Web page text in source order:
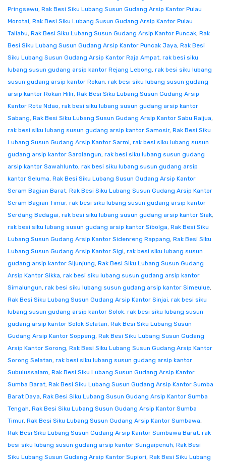
Pringsewu, Rak Besi Siku Lubang Susun Gudang Arsip Kantor Pulau
Morotai, Rak Besi Siku Lubang Susun Gudang Arsip Kantor Pulau
Taliabu, Rak Besi Siku Lubang Susun Gudang Arsip Kantor Puncak, Rak
Besi Siku Lubang Susun Gudang Arsip Kantor Puncak Jaya, Rak Besi
Siku Lubang Susun Gudang Arsip Kantor Raja Ampat, rak besi siku
lubang susun gudang arsip kantor Rejang Lebong, rak besi siku lubang
susun gudang arsip kantor Rokan, rak besi siku lubang susun gudang
arsip kantor Rokan Hilir, Rak Besi Siku Lubang Susun Gudang Arsip
Kantor Rote Ndao, rak besi siku lubang susun gudang arsip kantor
Sabang, Rak Besi Siku Lubang Susun Gudang Arsip Kantor Sabu Raijua,
rak besi siku lubang susun gudang arsip kantor Samosir, Rak Besi Siku
Lubang Susun Gudang Arsip Kantor Sarmi, rak besi siku lubang susun
gudang arsip kantor Sarolangun, rak besi siku lubang susun gudang
arsip kantor Sawahlunto, rak besi siku lubang susun gudang arsip
kantor Seluma, Rak Besi Siku Lubang Susun Gudang Arsip Kantor
Seram Bagian Barat, Rak Besi Siku Lubang Susun Gudang Arsip Kantor
Seram Bagian Timur, rak besi siku lubang susun gudang arsip kantor
Serdang Bedagai, rak besi siku lubang susun gudang arsip kantor Siak,
rak besi siku lubang susun gudang arsip kantor Sibolga, Rak Besi Siku
Lubang Susun Gudang Arsip Kantor Sidenreng Rappang, Rak Besi Siku
Lubang Susun Gudang Arsip Kantor Sigi, rak besi siku lubang susun
gudang arsip kantor Sijunjung, Rak Besi Siku Lubang Susun Gudang
Arsip Kantor Sikka, rak besi siku lubang susun gudang arsip kantor
Simalungun, rak besi siku lubang susun gudang arsip kantor Simeulue,
Rak Besi Siku Lubang Susun Gudang Arsip Kantor Sinjai, rak besi siku
lubang susun gudang arsip kantor Solok, rak besi siku lubang susun
gudang arsip kantor Solok Selatan, Rak Besi Siku Lubang Susun
Gudang Arsip Kantor Soppeng, Rak Besi Siku Lubang Susun Gudang
Arsip Kantor Sorong, Rak Besi Siku Lubang Susun Gudang Arsip Kantor
Sorong Selatan, rak besi siku lubang susun gudang arsip kantor
Subulussalam, Rak Besi Siku Lubang Susun Gudang Arsip Kantor
Sumba Barat, Rak Besi Siku Lubang Susun Gudang Arsip Kantor Sumba
Barat Daya, Rak Besi Siku Lubang Susun Gudang Arsip Kantor Sumba
Tengah, Rak Besi Siku Lubang Susun Gudang Arsip Kantor Sumba
Timur, Rak Besi Siku Lubang Susun Gudang Arsip Kantor Sumbawa,
Rak Besi Siku Lubang Susun Gudang Arsip Kantor Sumbawa Barat, rak
besi siku lubang susun gudang arsip kantor Sungaipenuh, Rak Besi
Siku Lubang Susun Gudang Arsip Kantor Supiori, Rak Besi Siku Lubang